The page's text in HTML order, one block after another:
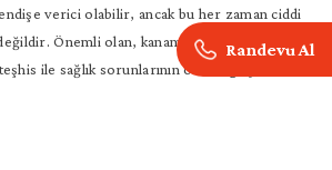
Randevu Al
verici olabilir, ancak bu her zaman ciddi
Önemli olan, kanamanın nedenini
ile sağlık sorunlarının önüne geçmektir....